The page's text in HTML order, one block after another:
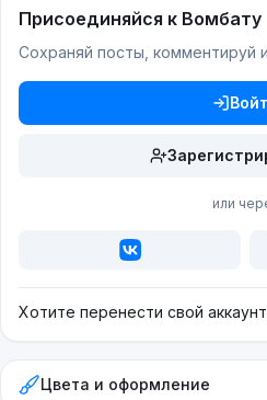
Присоединяйся к Вомбату
Сохраняй посты, комментируй
или
Хотите перенести свой
Цвета и оформление